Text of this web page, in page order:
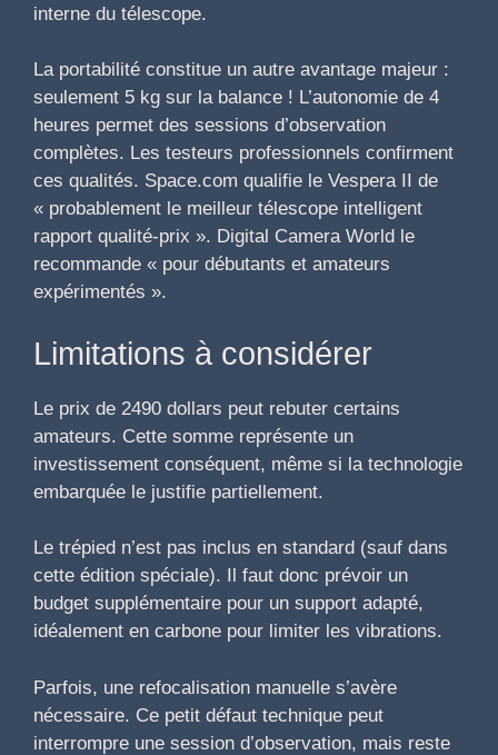
interne du télescope.
La portabilité constitue un autre avantage majeur :
seulement 5 kg sur la balance ! L’autonomie de 4
heures permet des sessions d’observation
complètes. Les testeurs professionnels confirment
ces qualités. Space.com qualifie le Vespera II de
« probablement le meilleur télescope intelligent
rapport qualité-prix ». Digital Camera World le
recommande « pour débutants et amateurs
expérimentés ».
Limitations à considérer
Le prix de 2490 dollars peut rebuter certains
amateurs. Cette somme représente un
investissement conséquent, même si la technologie
embarquée le justifie partiellement.
Le trépied n’est pas inclus en standard (sauf dans
cette édition spéciale). Il faut donc prévoir un
budget supplémentaire pour un support adapté,
idéalement en carbone pour limiter les vibrations.
Parfois, une refocalisation manuelle s’avère
nécessaire. Ce petit défaut technique peut
interrompre une session d’observation, mais reste